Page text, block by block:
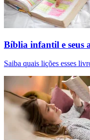
Bíblia infantil e seus
Saiba quais lições esses